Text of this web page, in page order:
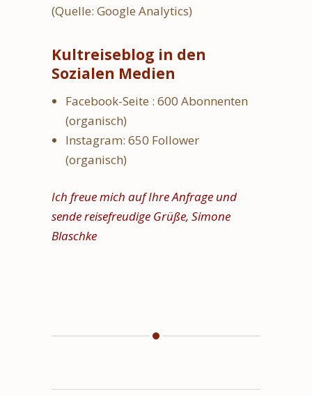
(Quelle: Google Analytics)
Kultreiseblog in den
Sozialen Medien
Facebook-Seite : 600 Abonnenten
(organisch)
Instagram: 650 Follower
(organisch)
Ich freue mich auf Ihre Anfrage und
sende reisefreudige Grüße, Simone
Blaschke